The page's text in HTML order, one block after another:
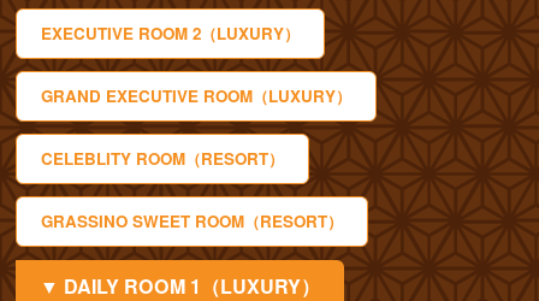
EXECUTIVE ROOM 2（LUXURY）
GRAND EXECUTIVE ROOM（LUXURY）
CELEBLITY ROOM（RESORT）
GRASSINO SWEET ROOM（RESORT）
DAILY ROOM 1（LUXURY）